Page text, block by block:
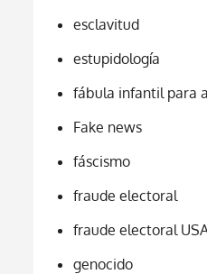
esclavitud
estupidología
fábula infantil para
Fake news
fáscismo
fraude electoral
fraude electoral
genocido